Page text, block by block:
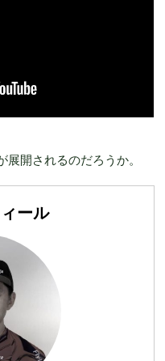
開されるのだろうか。
ール